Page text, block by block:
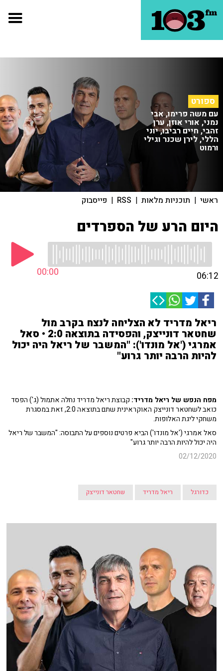
ספורט
עם משה פרימו, אבי
נמני, אורי אוזן, ערן
זהבי, חיים רביבו, יוני
הללי, לירן שכנר וגילי
ורמוט
ראשי | תוכניות מלאות |
RSS
| פייסבוק
היום הרע של הספרדים
00:00 06:12
ריאל מדריד לא הצליחה לנצח בקרב מול
שחטאר דונייצק, והפסידה בתוצאה 2:0 • סאל
אמרגי ('אל מונדו'): "המשבר של ריאל היה יכול
להיות הרבה יותר גרוע"
מפח הנפש של ריאל מדריד: קבוצת ריאל מדריד נחלה אתמול (ג') הפסד
כואב לשחטאר דונייצק האוקראינית שתם בתוצאה 2:0, זאת במסגרת
משחקי ליגת האלופות.
סאל אמרגי ('אל מונדו') הביא פרטים נוספים על התבוסה: "המשבר של ריאל
היה יכול להיות הרבה יותר גרוע"
02/12/2020
כדורגל ריאל מדריד שחטאר דונייצק